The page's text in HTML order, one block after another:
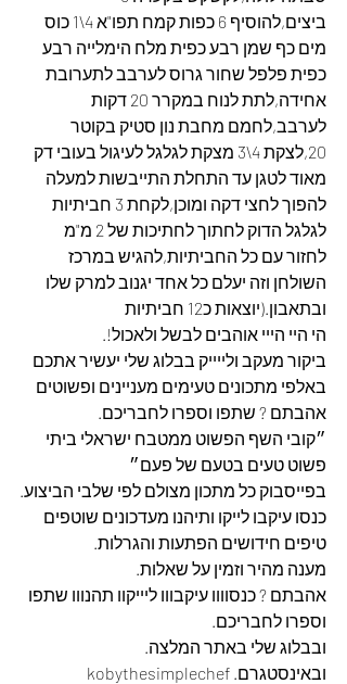
ביצים,להוסיף 6 כפות קמח תפו"א 4\1 כוס
מים כף שמן רבע כפית מלח הימלייה רבע
כפית פלפל שחור גרוס לערבב לתערובת
אחידה,לתת לנוח במקרר 20 דקות
לערבב,לחמם מחבת נון סטיק בקוטר
20,לצקת 4\3 מצקת לגלגל לעיגול בעובי דק
מאוד לטגן עד התחלת התייבשות למעלה
להפוך לחצי דקה ומוכן,לקחת 3 חביתיות
לגלגל הדוק לחתוך לחתיכות של 2 מ"מ
לחזור עם כל החביתיות,להגיש במרכז
השולחן וזה יעלם כל אחד יגנוב למרק שלו
ובתאבון.(יוצאות כ12 חביתיות
הי היי הייי אוהבים לבשל ולאכול!.
ביקור מעקב ולייייק בבלוג שלי יעשיר אתכם
באלפי מתכונים טעימים מעניינים ופשוטים
אהבתם ? שתפו וספרו לחבריכם.
״קובי השף הפשוט ממטבח ישראלי ביתי
פשוט טעים בטעם של פעם״
בפייסבוק כל מתכון מצולם לפי שלבי הביצוע.
כנסו עיקבו לייקו ותיהנו מעדכונים שוטפים
טיפים חידושים הפתעות והגרלות.
מענה מהיר וזמין על שאלות.
אהבתם ? כנסוווו עיקבווו ליייקוו תהנווו שתפו
וספרו לחבריכם.
ובבלוג שלי באתר המלצה.
ובאינסטגרם. kobythesimplechef